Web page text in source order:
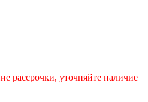
рассрочки, уточняйте наличие